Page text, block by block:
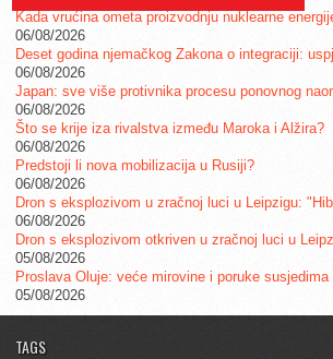
Kada vrućina ometa proizvodnju nuklearne
06/08/2026
Deset godina njemačkog Zakona o integraciji:
06/08/2026
Japan: sve više protivnika procesu ponovnog
06/08/2026
Što se krije iza rivalstva između Maroka i Alžira?
06/08/2026
Predstoji li nova mobilizacija u Rusiji?
06/08/2026
Dron s eksplozivom u zračnoj luci u Leipzigu:
06/08/2026
Dron s eksplozivom otkriven u zračnoj luci u
05/08/2026
Proslava Oluje: veće mirovine i poruke susjedima
05/08/2026
TAGS